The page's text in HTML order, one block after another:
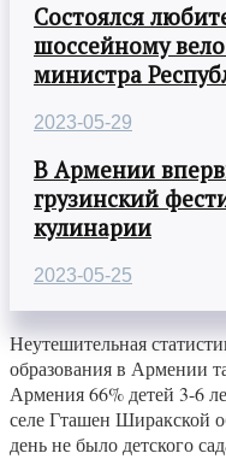
Состоялся
шоссейному
министра
2023-05-29
В Армении
грузинский
кулинарии
2023-05-25
Неутешительная
образования в
Армения 66% детей 3-6
селе Гташен Ширакской
день не было детского